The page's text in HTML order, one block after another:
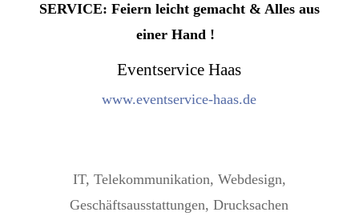
SERVICE: Feiern leicht gemacht & Alles aus
einer Hand !
Eventservice Haas
www.eventservice-haas.de
IT, Telekommunikation, Webdesign,
Geschäftsausstattungen, Drucksachen